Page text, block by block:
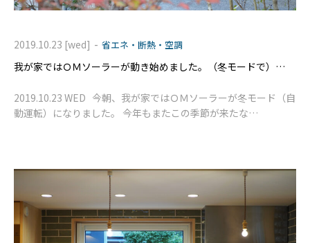
我が家ではＯＭソーラーが動き始めました。（冬モードで）
2019.10.23 [wed] - 省エネ・断熱・空調
2019.10.23 WED 今朝、我が家ではＯＭソーラーが冬モード（自
動運転）になりました。 今年もまたこの季節が来たな